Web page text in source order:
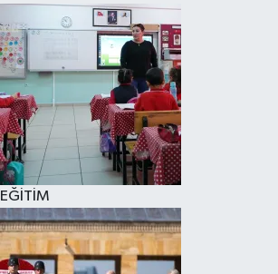
EĞİTİM